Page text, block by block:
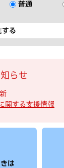
普通
らせ
関する支援情報
は